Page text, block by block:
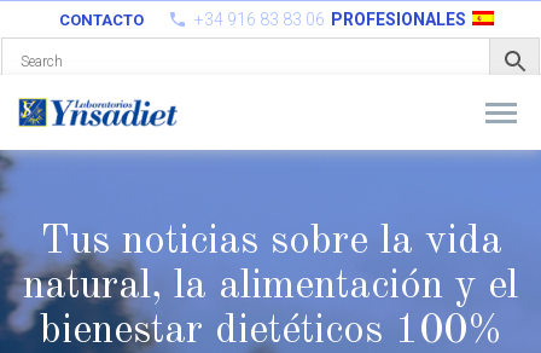
CONTACTO +34 916 83 83 06 PROFESIONALES
Tus noticias sobre la vida
natural, la alimentación y el
bienestar dietéticos 100%